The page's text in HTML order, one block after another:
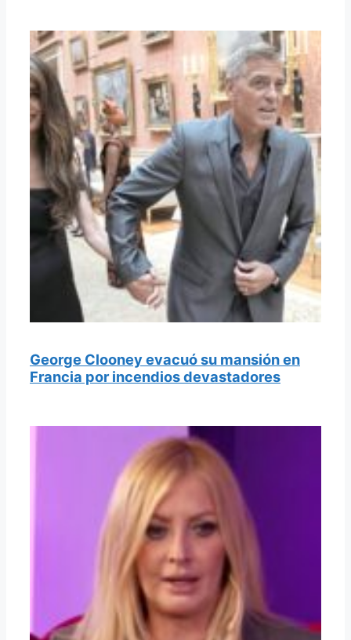
George Clooney evacuó su mansión en
Francia por incendios devastadores